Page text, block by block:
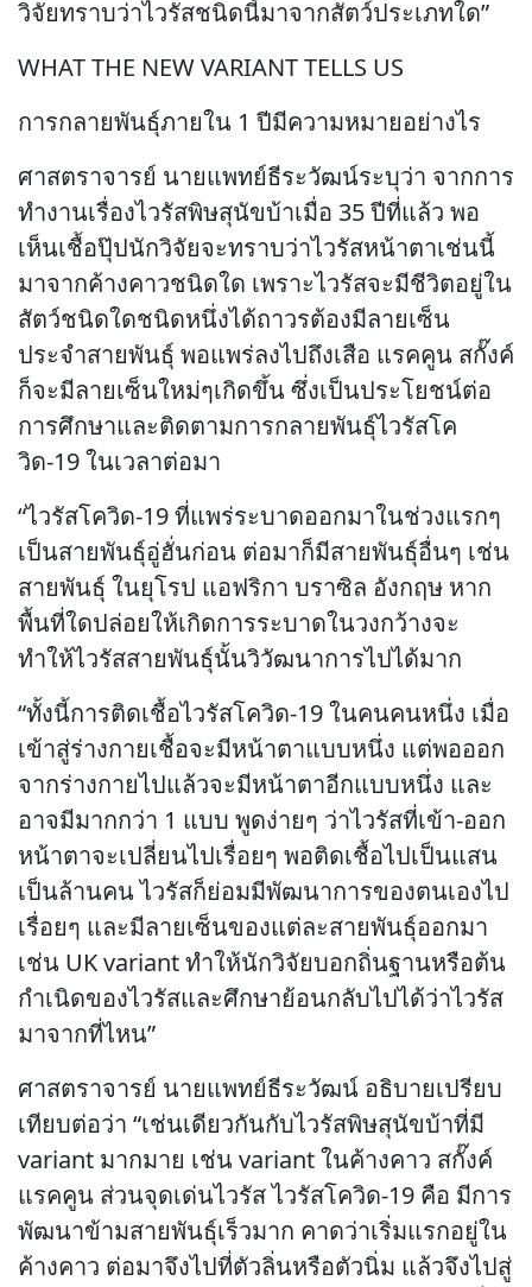
วิจัยทราบว่าไวรัสชนิดนี้มาจากสัตว์ประเภทใด”
WHAT THE NEW VARIANT TELLS US
การกลายพันธุ์ภายใน 1 ปีมีความหมายอย่างไร
ศาสตราจารย์ นายแพทย์ธีระวัฒน์ระบุว่า จากการ
ทำงานเรื่องไวรัสพิษสุนัขบ้าเมื่อ 35 ปีที่แล้ว พอ
เห็นเชื้อปุ๊ปนักวิจัยจะทราบว่าไวรัสหน้าตาเช่นนี้
มาจากค้างคาวชนิดใด เพราะไวรัสจะมีชีวิตอยู่ใน
สัตว์ชนิดใดชนิดหนึ่งได้ถาวรต้องมีลายเซ็น
ประจำสายพันธุ์ พอแพร่ลงไปถึงเสือ แรคคูน สกั๊งค์
ก็จะมีลายเซ็นใหม่ๆเกิดขึ้น ซึ่งเป็นประโยชน์ต่อ
การศึกษาและติดตามการกลายพันธุ์ไวรัสโค
วิด-19 ในเวลาต่อมา
“ไวรัสโควิด-19 ที่แพร่ระบาดออกมาในช่วงแรกๆ
เป็นสายพันธุ์อู่ฮั่นก่อน ต่อมาก็มีสายพันธุ์อื่นๆ เช่น
สายพันธุ์ ในยุโรป แอฟริกา บราซิล อังกฤษ หาก
พื้นที่ใดปล่อยให้เกิดการระบาดในวงกว้างจะ
ทำให้ไวรัสสายพันธุ์นั้นวิวัฒนาการไปได้มาก
“ทั้งนี้การติดเชื้อไวรัสโควิด-19 ในคนคนหนึ่ง เมื่อ
เข้าสู่ร่างกายเชื้อจะมีหน้าตาแบบหนึ่ง แต่พอออก
จากร่างกายไปแล้วจะมีหน้าตาอีกแบบหนึ่ง และ
อาจมีมากกว่า 1 แบบ พูดง่ายๆ ว่าไวรัสที่เข้า-ออก
หน้าตาจะเปลี่ยนไปเรื่อยๆ พอติดเชื้อไปเป็นแสน
เป็นล้านคน ไวรัสก็ย่อมมีพัฒนาการของตนเองไป
เรื่อยๆ และมีลายเซ็นของแต่ละสายพันธุ์ออกมา
เช่น UK variant ทำให้นักวิจัยบอกถิ่นฐานหรือต้น
กำเนิดของไวรัสและศึกษาย้อนกลับไปได้ว่าไวรัส
มาจากที่ไหน”
ศาสตราจารย์ นายแพทย์ธีระวัฒน์ อธิบายเปรียบ
เทียบต่อว่า “เช่นเดียวกันกับไวรัสพิษสุนัขบ้าที่มี
variant มากมาย เช่น variant ในค้างคาว สกั๊งค์
แรคคูน ส่วนจุดเด่นไวรัส ไวรัสโควิด-19 คือ มีการ
พัฒนาข้ามสายพันธุ์เร็วมาก คาดว่าเริ่มแรกอยู่ใน
ค้างคาว ต่อมาจึงไปที่ตัวลิ่นหรือตัวนิ่ม แล้วจึงไปสู่